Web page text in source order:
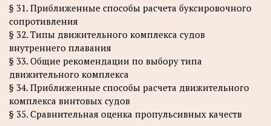
§ 31. Приближенные способы расчета буксировочного
сопротивления
§ 32. Типы движительного комплекса судов
внутреннего плавания
§ 33. Общие рекомендации по выбору типа
движительного комплекса
§ 34. Приближенные способы расчета движительного
комплекса винтовых судов
§ 35. Сравнительная оценка пропульсивных качеств